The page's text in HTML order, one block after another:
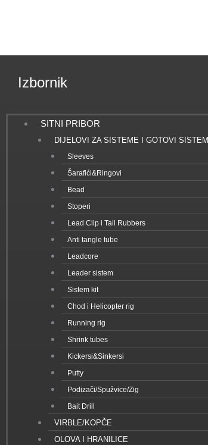
Izbornik
SITNI PRIBOR
DIJELOVI ZA SISTEME I GOTOVI SISTEMI
Sleeves
Šarafići&Ringovi
Bead
Stoperi
Lead Clip i Tail Rubbers
Anti tangle tube
Leadcore
Leader sistem
Sistem kit
Chod i Helicopter rig
Running rig
Shrink tubes
Kickersi&Sinkersi
Putty
Podizači/Spužvice/Zig
Bait Drill
VIRBLE/KOPČE
OLOVA I HRANILICE